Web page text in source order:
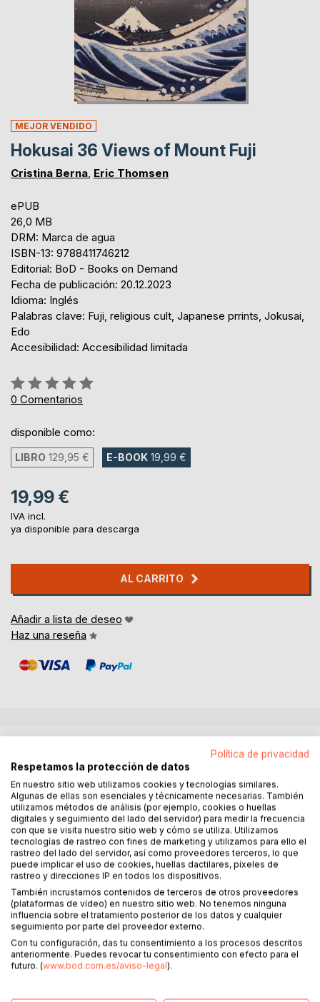
MEJOR VENDIDO
Hokusai 36 Views of Mount Fuji
Cristina Berna, Eric Thomsen
ePUB
26,0 MB
DRM: Marca de agua
ISBN-13: 9788411746212
Editorial: BoD - Books on Demand
Fecha de publicación: 20.12.2023
Idioma: Inglés
Palabras clave: Fuji, religious cult, Japanese prrints, Jokusai,
Edo
Accesibilidad: Accesibilidad limitada
Rating:
0%
0 Comentarios
disponible como:
LIBRO 129,95 € E-BOOK 19,99 €
19,99 €
IVA incl.
ya disponible para descarga
AL CARRITO
Añadir a lista de deseo
Haz una reseña
The beauty of art is necessary for happiness.
In everyday life the arts give that extra dimension to life
that makes it a great adventure.
The art and design in buildings, city planning, gardens and
parks, roads, bridges, everything that we use daily
contributes to a happy and fulfilling life.
Ugly buildings, sloppy design, poor quality workmanship,
littering and defacing contributes to a miserable life.
Why would you want a miserable life? Why would you want
Política de privacidad
Respetamos la protección de datos
En nuestro sitio web utilizamos cookies y tecnologías similares.
Algunas de ellas son esenciales y técnicamente necesarias. También
utilizamos métodos de análisis (por ejemplo, cookies o huellas
digitales y seguimiento del lado del servidor) para medir la frecuencia
con que se visita nuestro sitio web y cómo se utiliza. Utilizamos
tecnologías de rastreo con fines de marketing y utilizamos para ello el
rastreo del lado del servidor, así como proveedores terceros, lo que
puede implicar el uso de cookies, huellas dactilares, píxeles de
rastreo y direcciones IP en todos los dispositivos.
También incrustamos contenidos de terceros de otros proveedores
(plataformas de vídeo) en nuestro sitio web. No tenemos ninguna
influencia sobre el tratamiento posterior de los datos y cualquier
seguimiento por parte del proveedor externo.
Con tu configuración, das tu consentimiento a los procesos descritos
anteriormente. Puedes revocar tu consentimiento con efecto para el
futuro. (www.bod.com.es/aviso-legal).